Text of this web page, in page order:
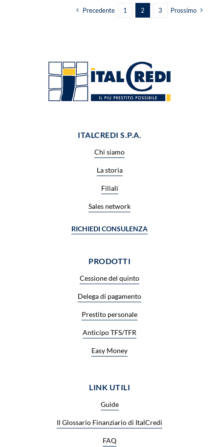
Precedente 1 2 3 Prossimo
ITALCREDI S.P.A.
Chi siamo
La storia
Filiali
Sales network
RICHIEDI CONSULENZA
PRODOTTI
Cessione del quinto
Delega di pagamento
Prestito personale
Anticipo TFS/TFR
Easy Money
LINK UTILI
Guide
Il Glossario Finanziario di ItalCredi
FAQ